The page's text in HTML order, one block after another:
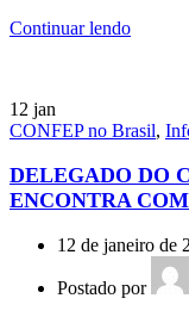
Continuar lendo
12 jan
CONFEP no Brasil,
DELEGADO DO
ENCONTRA
12 de janeiro de
Postado por